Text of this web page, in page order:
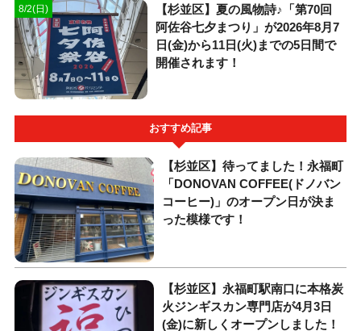
8/2(日)
【杉並区】夏の風物詩♪「第70回
阿佐谷七夕まつり」が2026年8月7
日(金)から11日(火)までの5日間で
開催されます！
おすすめ記事
【杉並区】待ってました！永福町
「DONOVAN COFFEE(ドノバン
コーヒー)」のオープン日が決ま
った模様です！
【杉並区】永福町駅南口に本格炭
火ジンギスカン専門店が4月3日
(金)に新しくオープンしました！